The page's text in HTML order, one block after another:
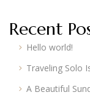
Recent
Hello world!
Traveling Solo
A Beautiful